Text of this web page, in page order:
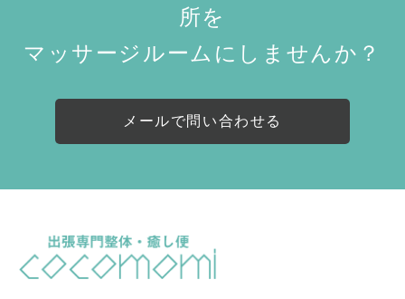
所を
マッサージルームにしませんか？
メールで問い合わせる